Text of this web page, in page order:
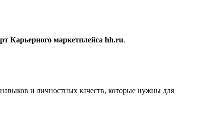
Карьерного маркетплейса hh.ru.
и личностных качеств, которые нужны для